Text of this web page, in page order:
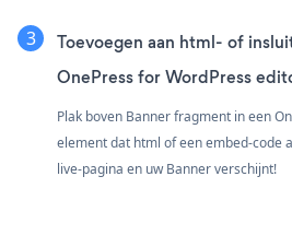
Toevoegen aan html- of
OnePress for WordPress
Plak boven Banner fragment in een
element dat html of een embed-code
live-pagina en uw Banner verschijnt!